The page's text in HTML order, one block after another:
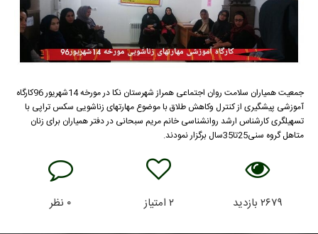
جمعیت همیاران سلامت روان اجتماعی همراز شهرستان نکا در مورخه 14شهریور 96کارگاه
آموزشی پیشگیری از کنترل وکاهش طلاق با موضوع مهارتهای زناشویی سکس تراپی با
تسهیلگری کارشناس ارشد روانشناسی خانم مریم سبحانی در دفتر همیاران برای زنان
متاهل گروه سنی25تا35سال برگزار نمودند.
۲۶۷۹ بازدید ۲ امتیاز ۰ نظر